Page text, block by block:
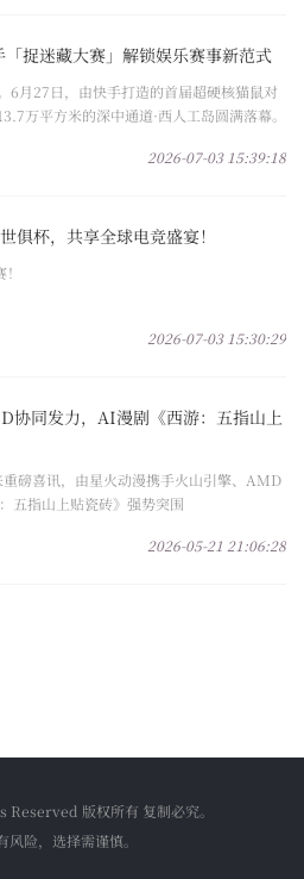
捉迷藏大赛」解锁娱乐赛事新范式
6月27日，由快手打造的首届超硬核猫鼠对
万平方米的深中通道·西人工岛圆满落幕。
2026-07-03 15:39:18
俱杯，共享全球电竞盛宴！
2026-07-03 15:30:29
协同发力，AI漫剧《西游：五指山上
磅喜讯，由星火动漫携手火山引擎、AMD
五指山上贴瓷砖》强势突围
2026-05-21 21:06:28
版权所有 复制必究。
险，选择需谨慎。